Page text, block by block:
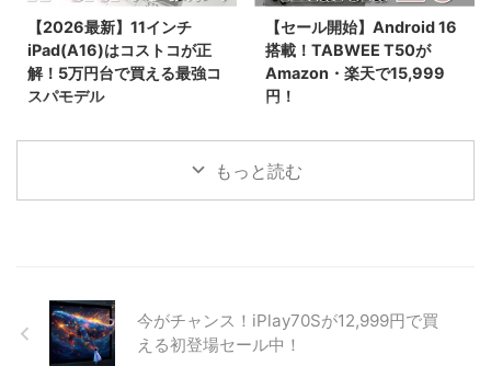
異のコスパ。キーボードやペンな
ど豪華5大特典が貰える先行販売
セール情報を見逃すな！
りやすい購入制限の注意点まで網
羅。2026年最新の最安値攻略ガ
イドです。
【2026最新】11インチ
iPad(A16)はコストコが正
解！5万円台で買える最強コ
スパモデル
一番売れている「11インチ
iPad（A16チップ搭載）」の価格
クセサリ、コストコで購入する際
の注意点まで詳しく解説します。
【セール開始】Android 16
搭載！TABWEE T50が
Amazon・楽天で15,999
円！
最新Android 16と高性能Unisoc
7250チップを搭載したタブレッ
もっと読む
今がチャンス！iPlay70Sが12,999円で買
える初登場セール中！